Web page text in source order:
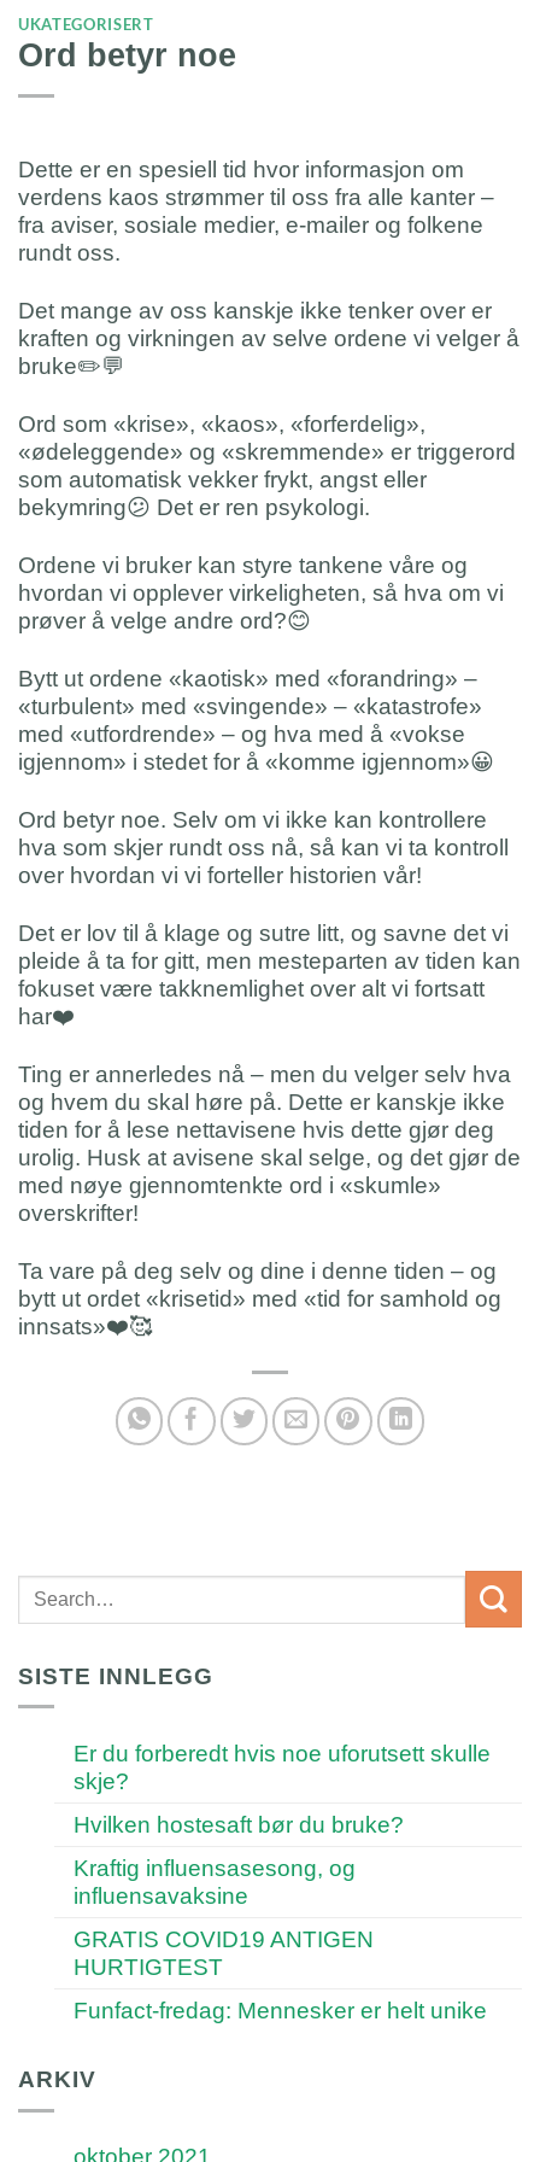
UKATEGORISERT
Ord betyr noe
Dette er en spesiell tid hvor informasjon om
verdens kaos strømmer til oss fra alle kanter –
fra aviser, sosiale medier, e-mailer og folkene
rundt oss.
Det mange av oss kanskje ikke tenker over er
kraften og virkningen av selve ordene vi velger å
bruke✏️💬
Ord som «krise», «kaos», «forferdelig»,
«ødeleggende» og «skremmende» er triggerord
som automatisk vekker frykt, angst eller
bekymring😕 Det er ren psykologi.
Ordene vi bruker kan styre tankene våre og
hvordan vi opplever virkeligheten, så hva om vi
prøver å velge andre ord?😊
Bytt ut ordene «kaotisk» med «forandring» –
«turbulent» med «svingende» – «katastrofe»
med «utfordrende» – og hva med å «vokse
igjennom» i stedet for å «komme igjennom»😀
Ord betyr noe. Selv om vi ikke kan kontrollere
hva som skjer rundt oss nå, så kan vi ta kontroll
over hvordan vi vi forteller historien vår!
Det er lov til å klage og sutre litt, og savne det vi
pleide å ta for gitt, men mesteparten av tiden kan
fokuset være takknemlighet over alt vi fortsatt
har❤️
Ting er annerledes nå – men du velger selv hva
og hvem du skal høre på. Dette er kanskje ikke
tiden for å lese nettavisene hvis dette gjør deg
urolig. Husk at avisene skal selge, og det gjør de
med nøye gjennomtenkte ord i «skumle»
overskrifter!
Ta vare på deg selv og dine i denne tiden – og
bytt ut ordet «krisetid» med «tid for samhold og
innsats»❤️🥰
SISTE INNLEGG
Er du forberedt hvis noe uforutsett skulle
skje?
Hvilken hostesaft bør du bruke?
Kraftig influensasesong, og
influensavaksine
GRATIS COVID19 ANTIGEN
HURTIGTEST
Funfact-fredag: Mennesker er helt unike
ARKIV
oktober 2021